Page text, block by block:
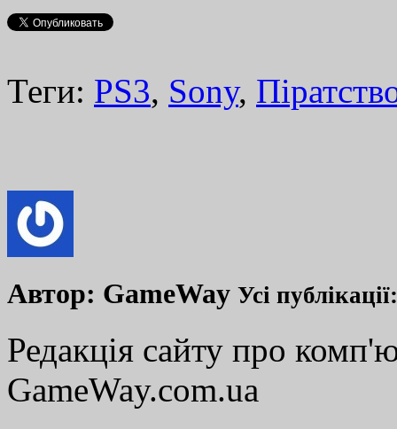
Теги: PS3, Sony,
Автор: GameWay Усі
Редакція сайту про
GameWay.com.ua